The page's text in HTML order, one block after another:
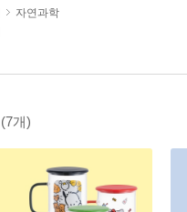
자연과학
(7개)